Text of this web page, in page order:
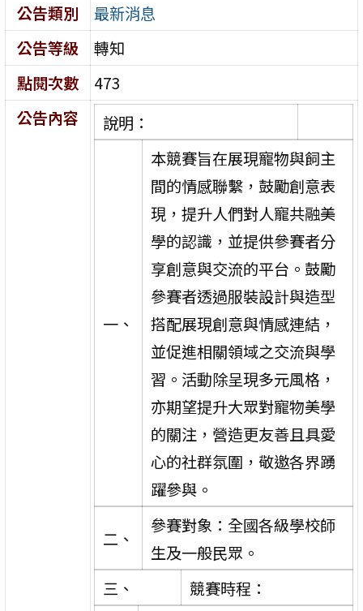
公告類別
最新消息
公告等級
轉知
點閱次數
473
公告內容
說明：
一、
本競賽旨在展現寵物與飼主
間的情感聯繫，鼓勵創意表
現，提升人們對人寵共融美
學的認識，並提供參賽者分
享創意與交流的平台。鼓勵
參賽者透過服裝設計與造型
搭配展現創意與情感連結，
並促進相關領域之交流與學
習。活動除呈現多元風格，
亦期望提升大眾對寵物美學
的關注，營造更友善且具愛
心的社群氛圍，敬邀各界踴
躍參與。
二、
參賽對象：全國各級學校師
生及一般民眾。
三、
競賽時程：